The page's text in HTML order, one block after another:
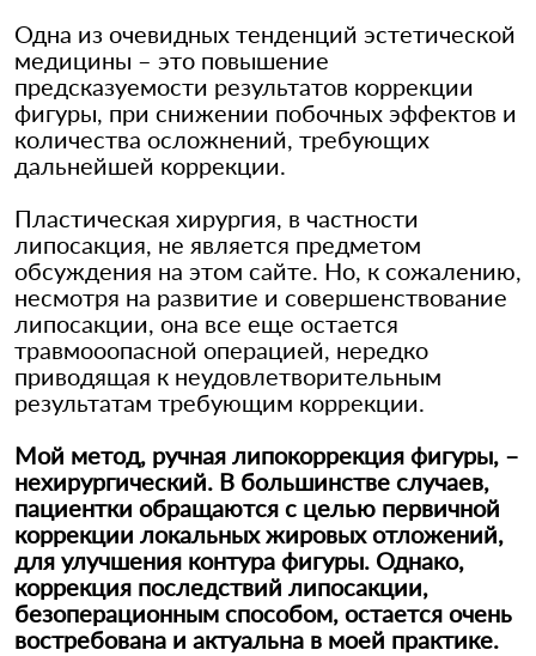
Одна из очевидных тенденций эстетической
медицины – это повышение
предсказуемости результатов коррекции
фигуры, при снижении побочных эффектов и
количества осложнений, требующих
дальнейшей коррекции.
Пластическая хирургия, в частности
липосакция, не является предметом
обсуждения на этом сайте. Но, к сожалению,
несмотря на развитие и совершенствование
липосакции, она все еще остается
травмооопасной операцией, нередко
приводящая к неудовлетворительным
результатам требующим коррекции.
Мой метод, ручная липокоррекция фигуры, –
нехирургический. В большинстве случаев,
пациентки обращаются с целью первичной
коррекции локальных жировых отложений,
для улучшения контура фигуры. Однако,
коррекция последствий липосакции,
безоперационным способом, остается очень
востребована и актуальна в моей практике.